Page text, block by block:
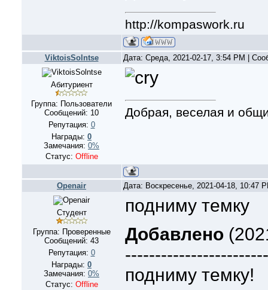
http://kompaswork.ru
ViktoisSolntse Дата: Среда, 2021-02-17, 3:54 PM |
Абитуриент
Группа: Пользователи
Сообщений: 10
Репутация: 0
Награды: 0
Замечания: 0%
Статус: Offline
Добрая, веселая и
Openair Дата: Воскресенье, 2021-04-18, 10:47
Студент
Группа: Проверенные
Сообщений: 43
Репутация: 0
Награды: 0
Замечания: 0%
Статус: Offline
подниму темку
Добавлено
подниму темку!